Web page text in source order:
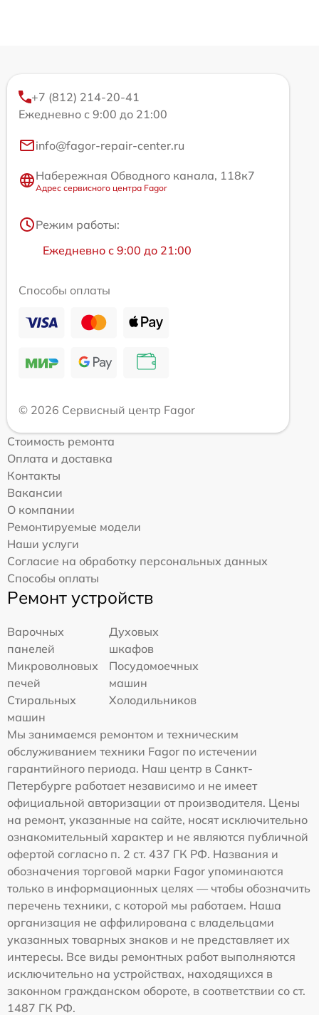
+7 (812) 214-20-41
Ежедневно с 9:00 до 21:00
info@fagor-repair-center.ru
Набережная Обводного канала, 118к7
Адрес сервисного центра Fagor
Режим работы:
Ежедневно с 9:00 до 21:00
Способы оплаты
© 2026 Сервисный центр Fagor
Стоимость ремонта
Оплата и доставка
Контакты
Вакансии
О компании
Ремонтируемые модели
Наши услуги
Согласие на обработку персональных данных
Способы оплаты
Ремонт устройств
Варочных
панелей
Духовых
шкафов
Микроволновых
печей
Посудомоечных
машин
Стиральных
машин
Холодильников
Мы занимаемся ремонтом и техническим
обслуживанием техники Fagor по истечении
гарантийного периода. Наш центр в Санкт-
Петербурге работает независимо и не имеет
официальной авторизации от производителя. Цены
на ремонт, указанные на сайте, носят исключительно
ознакомительный характер и не являются публичной
офертой согласно п. 2 ст. 437 ГК РФ. Названия и
обозначения торговой марки Fagor упоминаются
только в информационных целях — чтобы обозначить
перечень техники, с которой мы работаем. Наша
организация не аффилирована с владельцами
указанных товарных знаков и не представляет их
интересы. Все виды ремонтных работ выполняются
исключительно на устройствах, находящихся в
законном гражданском обороте, в соответствии со ст.
1487 ГК РФ.